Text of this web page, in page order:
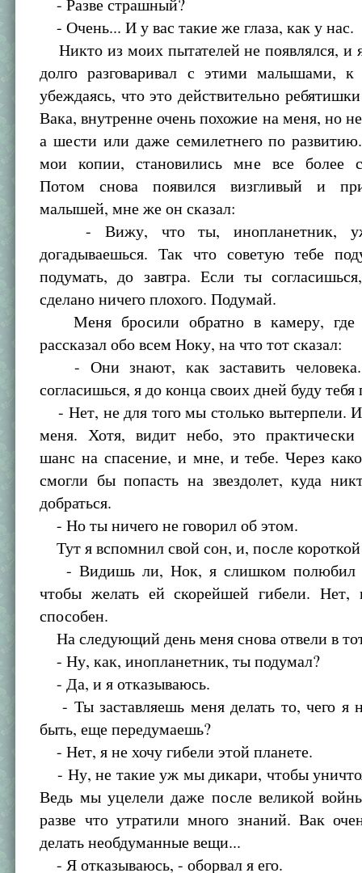
- Разве страшный?
- Очень... И у вас такие же глаза, как у нас.
Никто из моих пытателей не появлялся, и
долго разговаривал с этими малышами,
убеждаясь, что это действительно
Вака, внутренне очень похожие на меня, но
а шести или даже семилетнего по
мои копии, становились мне все более
Потом снова появился визгливый и
малышей, мне же он сказал:
- Вижу, что ты, инопланетник,
догадываешься. Так что советую тебе
подумать, до завтра. Если ты
сделано ничего плохого. Подумай.
Меня бросили обратно в камеру, где
рассказал обо всем Ноку, на что тот сказал:
- Они знают, как заставить
согласишься, я до конца своих дней буду тебя
- Нет, не для того мы столько вытерпели.
меня. Хотя, видит небо, это практически
шанс на спасение, и мне, и тебе. Через
смогли бы попасть на звездолет, куда
добраться.
- Но ты ничего не говорил об этом.
Тут я вспомнил свой сон, и, после
- Видишь ли, Нок, я слишком полюбил
чтобы желать ей скорейшей гибели. Нет,
способен.
На следующий день меня снова отвели в
- Ну, как, инопланетник, ты подумал?
- Да, и я отказываюсь.
- Ты заставляешь меня делать то, чего я
быть, еще передумаешь?
- Нет, я не хочу гибели этой планете.
- Ну, не такие уж мы дикари, чтобы
Ведь мы уцелели даже после великой
разве что утратили много знаний. Вак
делать необдуманные вещи...
- Я отказываюсь, - оборвал я его.